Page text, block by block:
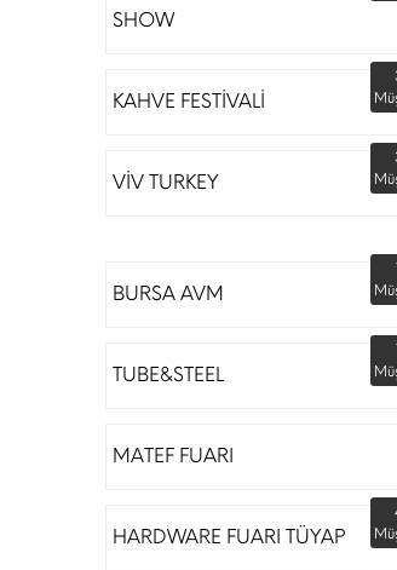
SHOW
KAHVE FESTİVALİ
VİV TURKEY
BURSA AVM
1
TUBE&STEEL
1
MATEF FUARI
HARDWARE FUARI TÜYAP